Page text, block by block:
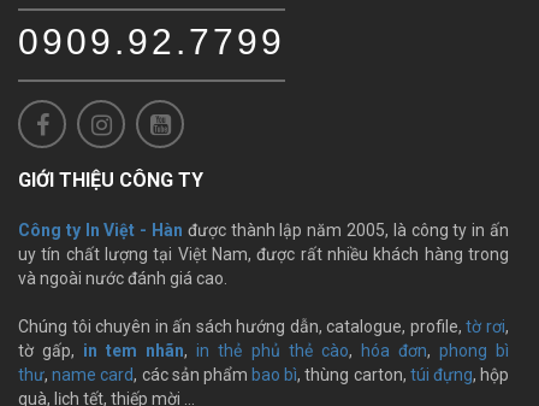
0909.92.7799
GIỚI THIỆU CÔNG TY
Công ty In Việt - Hàn được thành lập năm 2005, là công ty in ấn
uy tín chất lượng tại Việt Nam, được rất nhiều khách hàng trong
và ngoài nước đánh giá cao.
Chúng tôi chuyên in ấn sách hướng dẫn, catalogue, profile,tờ rơi,
tờ gấp, in tem nhãn,in thẻ phủ thẻ cào, hóa đơn, phong bì
thư,name card, các sản phẩm bao bì, thùng carton, túi đựng, hộp
quà, lịch tết, thiếp mời …